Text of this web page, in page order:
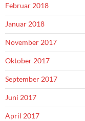
Februar 2018
Januar 2018
November 2017
Oktober 2017
September 2017
Juni 2017
April 2017